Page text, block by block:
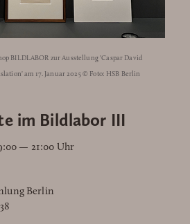
BILDLABOR zur Ausstellung 'Caspar David
am 17. Januar 2025 © Foto: HSB Berlin
im Bildlabor III
— 21:00 Uhr
Berlin